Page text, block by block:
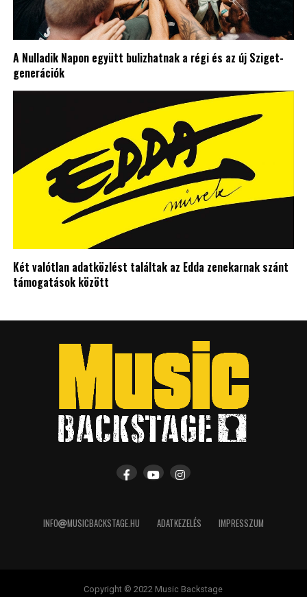
A Nulladik Napon együtt bulizhatnak a régi és az új Sziget-
generációk
Két valótlan adatközlést találtak az Edda zenekarnak szánt
támogatások között
INFO MUSICBACKSTAGE.HU ADATKEZELÉS IMPRESSZUM
Copyright © 2022 Music Backstage